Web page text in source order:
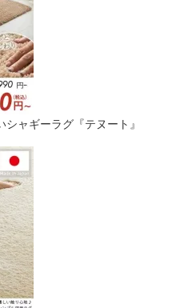
ャギーラグ『テヌート』